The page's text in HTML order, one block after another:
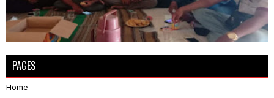
PAGES
Home